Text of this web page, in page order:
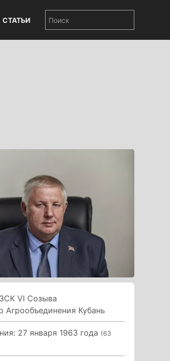
СТАТЬИ
VI Созыва
Агрообъединения Кубань
27 января 1963 года (63